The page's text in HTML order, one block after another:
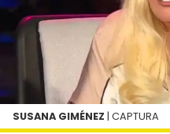
SUSANA GIMÉNEZ | CAPTURA